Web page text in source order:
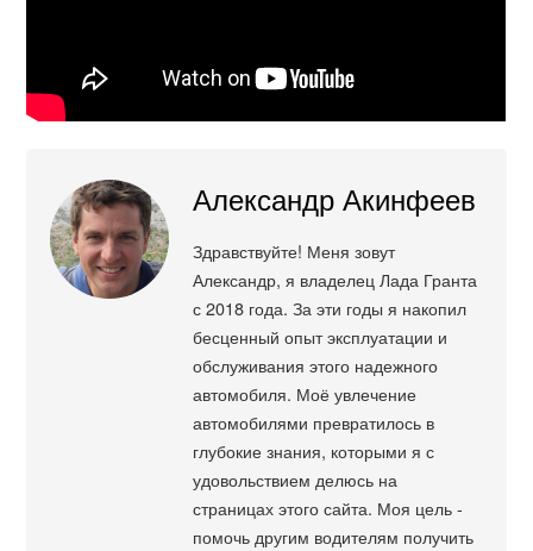
Александр Акинфеев
Здравствуйте! Меня зовут
Александр, я владелец Лада Гранта
с 2018 года. За эти годы я накопил
бесценный опыт эксплуатации и
обслуживания этого надежного
автомобиля. Моё увлечение
автомобилями превратилось в
глубокие знания, которыми я с
удовольствием делюсь на
страницах этого сайта. Моя цель -
помочь другим водителям получить